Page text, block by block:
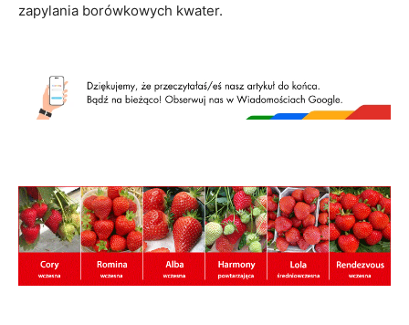
zapylania borówkowych kwater.